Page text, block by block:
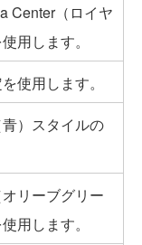
Center（ロイヤ
用します。
使用します。
）スタイルの
リーブグリー
用します。